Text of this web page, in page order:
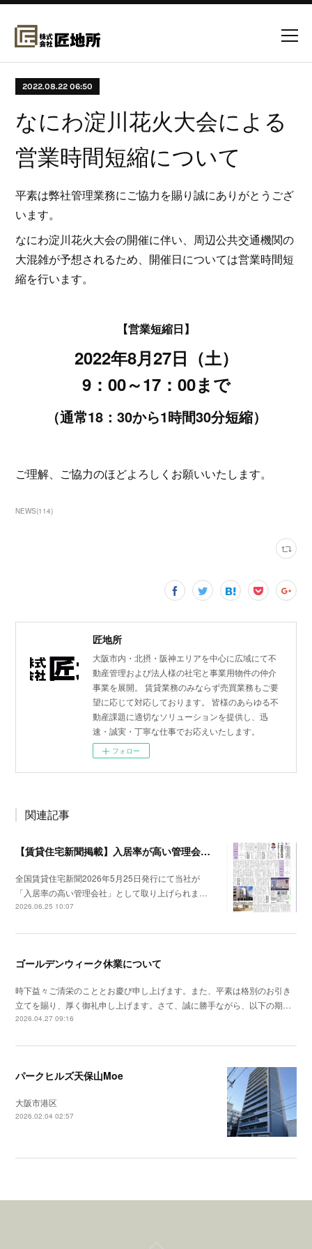
2022.08.22 06:50
なにわ淀川花火大会による
営業時間短縮について
平素は弊社管理業務にご協力を賜り誠にありがとうござ
います。
なにわ淀川花火大会の開催に伴い、周辺公共交通機関の
大混雑が予想されるため、開催日については営業時間短
縮を行います。
【営業短縮日】
2022年8月27日（土）
9：00～17：00まで
（通常18：30から1時間30分短縮）
ご理解、ご協力のほどよろしくお願いいたします。
NEWS(114)
匠地所
大阪市内・北摂・阪神エリアを中心に広域にて不
動産管理および法人様の社宅と事業用物件の仲介
事業を展開。 賃貸業務のみならず売買業務もご要
望に応じて対応しております。 皆様のあらゆる不
動産課題に適切なソリューションを提供し、迅
速・誠実・丁寧な仕事でお応えいたします。
フォロー
関連記事
【賃貸住宅新聞掲載】入居率が高い管理会社特集
全国賃貸住宅新聞2026年5月25日発行にて当社が
「入居率の高い管理会社」として取り上げられま…
2026.06.25 10:07
ゴールデンウィーク休業について
時下益々ご清栄のこととお慶び申し上げます。また、平素は格別のお引き
立てを賜り、厚く御礼申し上げます。さて、誠に勝手ながら、以下の期…
2026.04.27 09:16
パークヒルズ天保山Moe
大阪市港区
2026.02.04 02:57